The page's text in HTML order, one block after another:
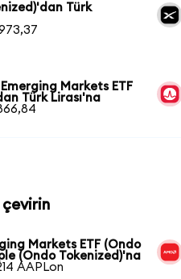
Türk
Markets ETF
Türk Lirası'na
çevirin
Markets ETF (Ondo
(Ondo Tokenized)'na
AAPLon